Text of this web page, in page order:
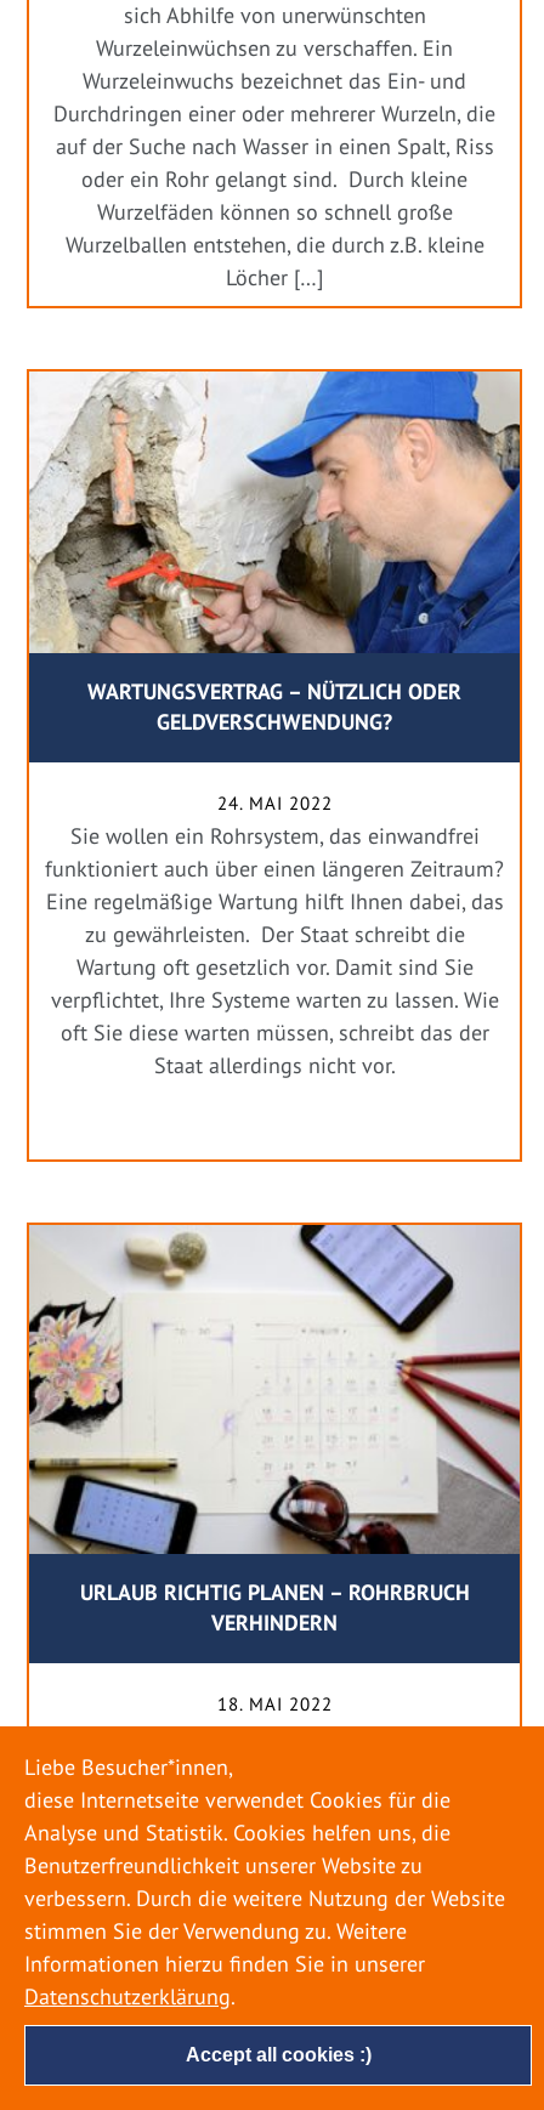
sich Abhilfe von unerwünschten
Wurzeleinwüchsen zu verschaffen. Ein
Wurzeleinwuchs bezeichnet das Ein- und
Durchdringen einer oder mehrerer Wurzeln, die
auf der Suche nach Wasser in einen Spalt, Riss
oder ein Rohr gelangt sind. Durch kleine
Wurzelfäden können so schnell große
Wurzelballen entstehen, die durch z.B. kleine
Löcher […]
WARTUNGSVERTRAG – NÜTZLICH ODER
GELDVERSCHWENDUNG?
24. MAI 2022
Sie wollen ein Rohrsystem, das einwandfrei
funktioniert auch über einen längeren Zeitraum?
Eine regelmäßige Wartung hilft Ihnen dabei, das
zu gewährleisten. Der Staat schreibt die
Wartung oft gesetzlich vor. Damit sind Sie
verpflichtet, Ihre Systeme warten zu lassen. Wie
oft Sie diese warten müssen, schreibt das der
Staat allerdings nicht vor.
URLAUB RICHTIG PLANEN – ROHRBRUCH
VERHINDERN
18. MAI 2022
genießen ihren Urlaub. Dabei zieht es die Einen
weiter weg, die Anderen bleiben dann doch
lieber in der Heimat. Wenn Sie für eine längere
Zeit wegfahren möchten, gibt es einige Dinge zu
beachten, damit nicht anschließend eine böse
Überraschung auf Sie wartet. Um einen
möglichst entspannten Urlaub zu […]
Accept all cookies :)
Liebe Besucher*innen,
diese Internetseite verwendet Cookies für die
Analyse und Statistik. Cookies helfen uns, die
Benutzerfreundlichkeit unserer Website zu
verbessern. Durch die weitere Nutzung der Website
stimmen Sie der Verwendung zu. Weitere
Informationen hierzu finden Sie in unserer
Datenschutzerklärung.